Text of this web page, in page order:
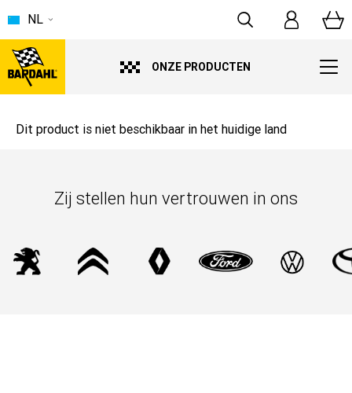
ONZE PRODUCTEN
NL
Dit product is niet beschikbaar in het huidige land
Zij stellen hun vertrouwen in ons